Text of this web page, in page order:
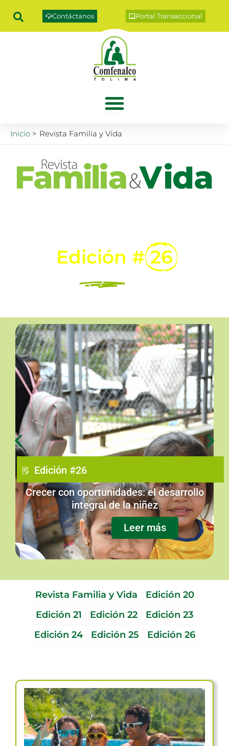
Portal Transaccional
Contáctanos
Inicio Revista Familia y Vida
Vida evolucionó
Edición # 26
desde tu
dispositivo favorito!
Edición #26
Crecer con oportunidades: el desarrollo
integral de la niñez
Leer más
Revista Familia y Vida
Edición 20
Edición 21
Edición 22
Edición 23
Edición 24
Edición 25 Edición 26
Página
Página
Página
Página